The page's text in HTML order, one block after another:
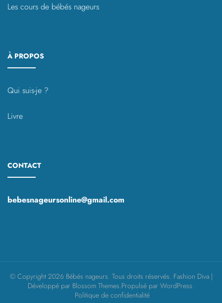
Les cours de bébés nageurs
À PROPOS
Qui suis-je ?
Livre
CONTACT
bebesnageursonline@gmail.com
© Copyright 2026 Bébés nageurs. Tous droits réservés. Fashion Diva |
Développé par Blossom Themes.Propulsé par WordPress.
Politique de confidentialité